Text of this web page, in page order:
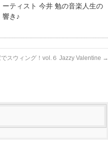
ーティスト 今井 勉の音楽人生の
響き♪
スウィング！vol.６ Jazzy Valentine →